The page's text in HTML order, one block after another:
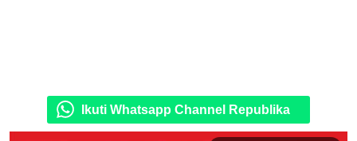
Ikuti Whatsapp Channel Republika